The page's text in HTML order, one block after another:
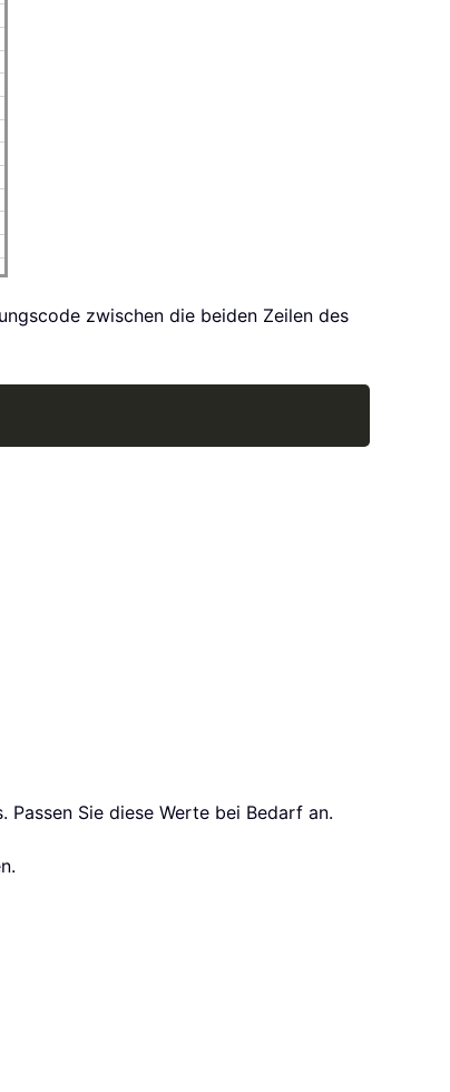
zwischen die beiden Zeilen des
Sie diese Werte bei Bedarf an.